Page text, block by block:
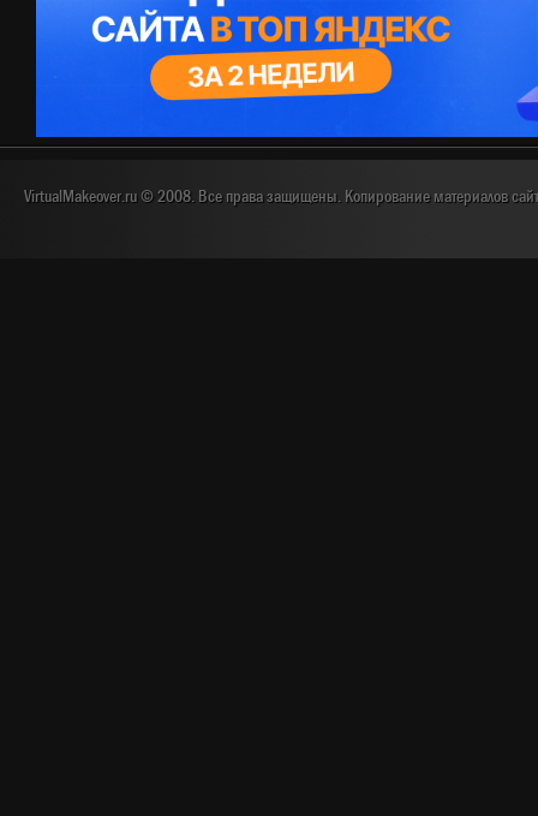
VirtualMakeover.ru © 2008. Все права защищены. Копирование материалов